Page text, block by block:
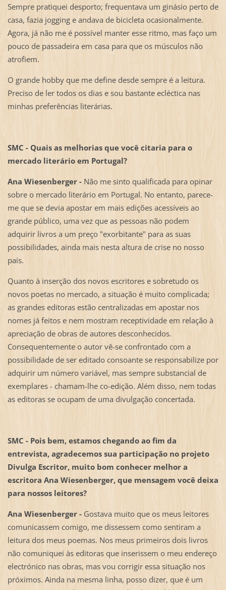
Sempre pratiquei desporto; frequentava um ginásio perto de
casa, fazia jogging e andava de bicicleta ocasionalmente.
Agora, já não me é possível manter esse ritmo, mas faço um
pouco de passadeira em casa para que os músculos não
atrofiem.
O grande hobby que me define desde sempre é a leitura.
Preciso de ler todos os dias e sou bastante ecléctica nas
minhas preferências literárias.
SMC - Quais as melhorias que você citaria para o
mercado literário em Portugal?
Ana Wiesenberger -Não me sinto qualificada para opinar
sobre o mercado literário em Portugal. No entanto, parece-
me que se devia apostar em mais edições acessíveis ao
grande público, uma vez que as pessoas não podem
adquirir livros a um preço "exorbitante" para as suas
possibilidades, ainda mais nesta altura de crise no nosso
país.
Quanto à inserção dos novos escritores e sobretudo os
novos poetas no mercado, a situação é muito complicada;
as grandes editoras estão centralizadas em apostar nos
nomes já feitos e nem mostram receptividade em relação à
apreciação de obras de autores desconhecidos.
Consequentemente o autor vê-se confrontado com a
possibilidade de ser editado consoante se responsabilize por
adquirir um número variável, mas sempre substancial de
exemplares - chamam-lhe co-edição. Além disso, nem todas
as editoras se ocupam de uma divulgação concertada.
SMC - Pois bem, estamos chegando ao fim da
entrevista, agradecemos sua participação no projeto
Divulga Escritor, muito bom conhecer melhor a
escritora Ana Wiesenberger, que mensagem você deixa
para nossos leitores?
Ana Wiesenberger -Gostava muito que os meus leitores
comunicassem comigo, me dissessem como sentiram a
leitura dos meus poemas. Nos meus primeiros dois livros
não comuniquei às editoras que inserissem o meu endereço
electrónico nas obras, mas vou corrigir essa situação nos
próximos. Ainda na mesma linha, posso dizer, que é um